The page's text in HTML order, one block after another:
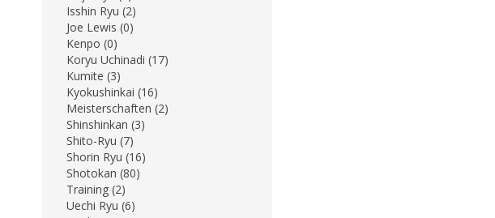
Isshin Ryu (2)
Joe Lewis (0)
Kenpo (0)
Koryu Uchinadi (17)
Kumite (3)
Kyokushinkai (16)
Meisterschaften (2)
Shinshinkan (3)
Shito-Ryu (7)
Shorin Ryu (16)
Shotokan (80)
Training (2)
Uechi Ryu (6)